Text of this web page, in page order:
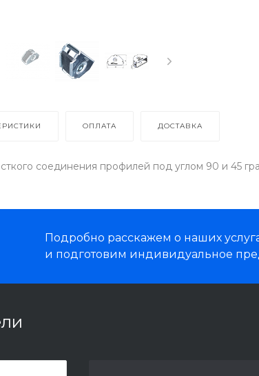
ОПЛАТА ДОСТАВКА
соединения профилей под углом 90 и 45
Подробно расскажем о наших
и подготовим индивидуальное